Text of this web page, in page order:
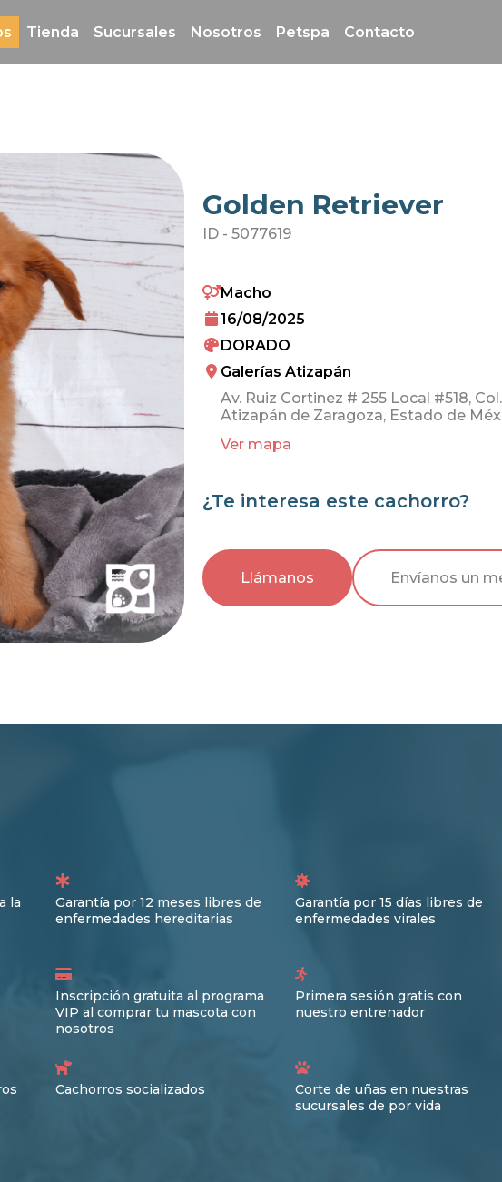
Tienda Sucursales Nosotros Petspa Contacto
Golden Retriever
ID - 5077619
Macho
16/08/2025
DORADO
Galerías Atizapán
Av. Ruiz Cortinez # 255 Local #518,
Atizapán de Zaragoza, Estado de
Ver mapa
¿Te interesa este cachorro?
Llámanos Envíanos un
la
Garantía por 12 meses libres de
enfermedades hereditarias
Garantía por 15 días libres de
enfermedades virales
Inscripción gratuita al programa
VIP al comprar tu mascota con
nosotros
Primera sesión gratis con
nuestro entrenador
Cachorros socializados
Corte de uñas en nuestras
sucursales de por vida